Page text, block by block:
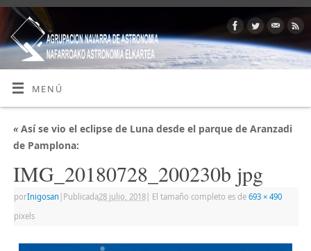
MENÚ
«Así se vio el eclipse de Luna desde el parque de Aranzadi
de Pamplona:
IMG_20180728_200230b jpg
porInigosan Publicada28 julio, 2018| El tamaño completo es de 693 × 490
pixels